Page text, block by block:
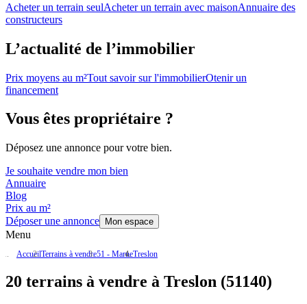
Acheter un terrain seulAcheter un terrain avec maisonAnnuaire des
constructeurs
L’actualité de l’immobilier
Prix moyens au m²Tout savoir sur l'immobilierOtenir un
financement
Vous êtes propriétaire ?
Déposez une annonce pour votre bien.
Je souhaite vendre mon bien
Annuaire
Blog
Prix au m²
Déposer une annonce
Mon espace
Menu
AccueilTerrains à vendre51 - MarneTreslon
20 terrains à vendre à Treslon (51140)